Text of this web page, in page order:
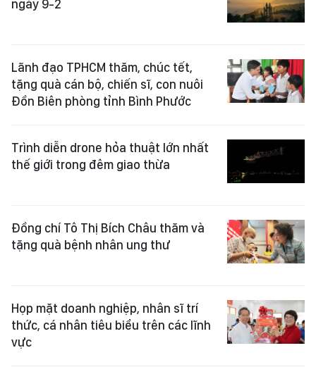
ngày 9-2
Lãnh đạo TPHCM thăm, chúc tết,
tặng quà cán bộ, chiến sĩ, con nuôi
Đồn Biên phòng tỉnh Bình Phước
Trình diễn drone hỏa thuật lớn nhất
thế giới trong đêm giao thừa
Đồng chí Tô Thị Bích Châu thăm và
tặng quà bệnh nhân ung thư
Họp mặt doanh nghiệp, nhân sĩ trí
thức, cá nhân tiêu biểu trên các lĩnh
vực